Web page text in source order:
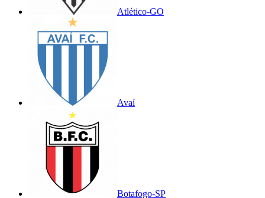
Atlético-GO
Avaí
Botafogo-SP